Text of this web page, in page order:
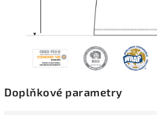
Doplňkové parametry